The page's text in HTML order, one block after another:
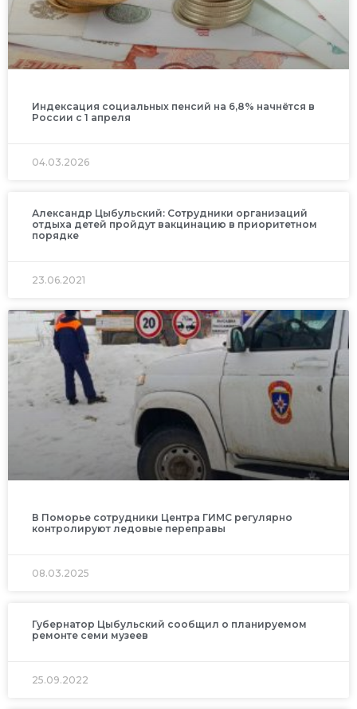
Индексация социальных пенсий на 6,8% начнётся в
России с 1 апреля
04.03.2026
Александр Цыбульский: Сотрудники организаций
отдыха детей пройдут вакцинацию в приоритетном
порядке
23.06.2021
В Поморье сотрудники Центра ГИМС регулярно
контролируют ледовые переправы
08.03.2025
Губернатор Цыбульский сообщил о планируемом
ремонте семи музеев
25.09.2022